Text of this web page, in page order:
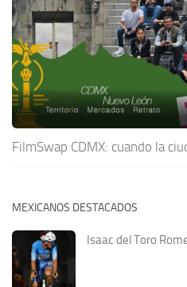
FilmSwap CDMX: cuando la
MEXICANOS DESTACADOS
Isaac del Toro